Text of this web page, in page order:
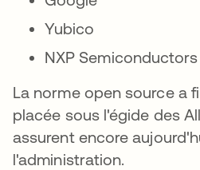
Yubico
NXP Semiconductors
La norme open source a
placée sous l'égide des
assurent encore
l'administration.